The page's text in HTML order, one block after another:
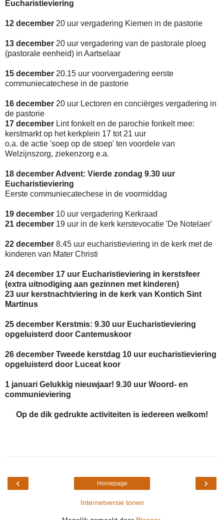
Eucharistieviering
12 december 20 uur vergadering Kiemen in de pastorie
13 december 20 uur vergadering van de pastorale ploeg
(pastorale eenheid) in Aartselaar
15 december 20.15 uur voorvergadering eerste
communiecatechese in de pastorie
16 december 20 uur Lectoren en conciërges vergadering in
de pastorie
17 december Lint fonkelt en de parochie fonkelt mee:
kerstmarkt op het kerkplein 17 tot 21 uur
o.a. de actie 'soep op de stoep' ten voordele van
Welzijnszorg, ziekenzorg e.a.
18 december Advent: Vierde zondag 9.30 uur
Eucharistieviering
Eerste communiecatechese in de voormiddag
19 december 10 uur vergadering Kerkraad
21 december 19 uur in de kerk kerstevocatie 'De Notelaer'
22 december 8.45 uur eucharistieviering in de kerk met de
kinderen van Mater Christi
24 december 17 uur Eucharistieviering in kerstsfeer
(extra uitnodiging aan gezinnen met kinderen)
23 uur kerstnachtviering in de kerk van Kontich Sint
Martinus
25 december Kerstmis: 9.30 uur Eucharistieviering
opgeluisterd door Cantemuskoor
26 december Tweede kerstdag 10 uur eucharistieviering
opgeluisterd door Luceat koor
1 januari Gelukkig nieuwjaar! 9.30 uur Woord- en
communieviering
Op de dik gedrukte activiteiten is iedereen welkom!
‹ ›
Homepage
Internetversie tonen